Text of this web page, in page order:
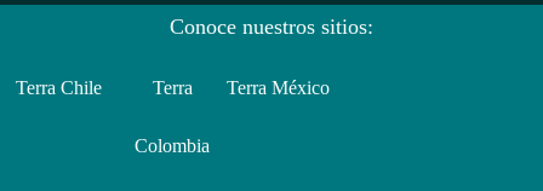
Conoce nuestros sitios:
Terra Chile Terra
Colombia
Terra México